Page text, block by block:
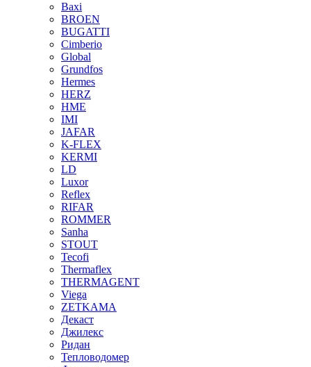
Baxi
BROEN
BUGATTI
Cimberio
Global
Grundfos
Hermes
HERZ
HME
IMI
JAFAR
K-FLEX
KERMI
LD
Luxor
Reflex
RIFAR
ROMMER
Sanha
STOUT
Tecofi
Thermaflex
THERMAGENT
Viega
ZETKAMA
Декаст
Джилекс
Ридан
Тепловодомер